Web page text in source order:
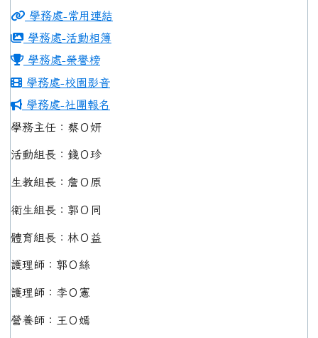
學務處-常用連結
學務處-活動相簿
學務處-榮譽榜
學務處-校園影音
學務處-社團報名
學務主任：蔡Ｏ妍
活動組長：錢Ｏ珍
生教組長：詹Ｏ原
衛生組長：郭Ｏ同
體育組長：林Ｏ益
護理師：郭Ｏ絲
護理師：李Ｏ憲
營養師：王Ｏ嫣